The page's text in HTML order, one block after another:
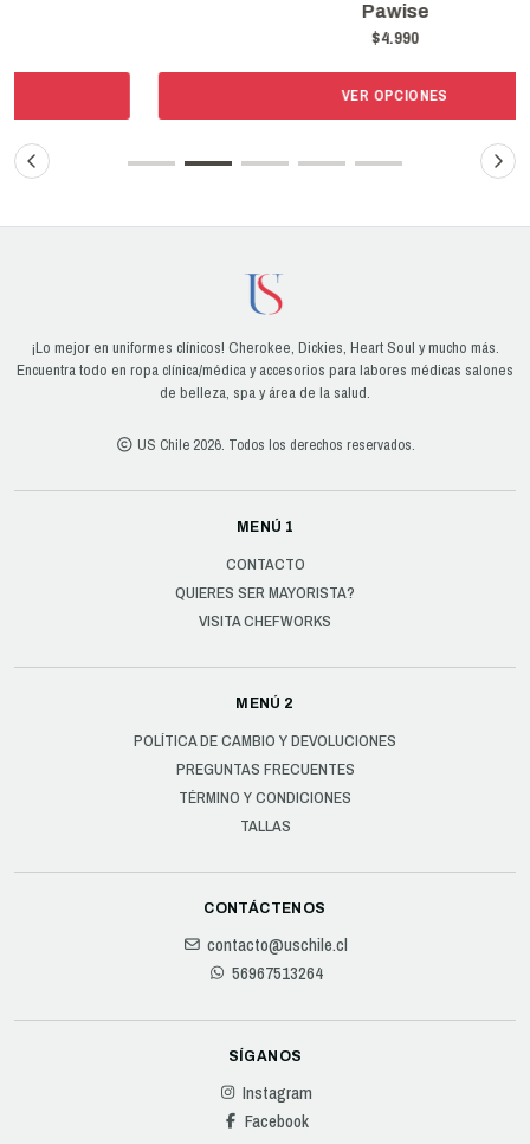
¡Lo mejor en uniformes clínicos! Cherokee, Dickies, Heart Soul y mucho más.
Encuentra todo en ropa clínica/médica y accesorios para labores médicas salones
de belleza, spa y área de la salud.
US Chile 2026. Todos los derechos reservados.
MENÚ 1
CONTACTO
QUIERES SER MAYORISTA?
VISITA CHEFWORKS
MENÚ 2
POLÍTICA DE CAMBIO Y DEVOLUCIONES
PREGUNTAS FRECUENTES
TÉRMINO Y CONDICIONES
TALLAS
CONTÁCTENOS
contacto@uschile.cl
56967513264
SÍGANOS
Instagram
Facebook